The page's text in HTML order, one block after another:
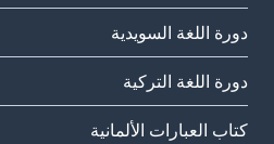
دورة اللغة السويدية
دورة اللغة التركية
كتاب العبارات الألمانية